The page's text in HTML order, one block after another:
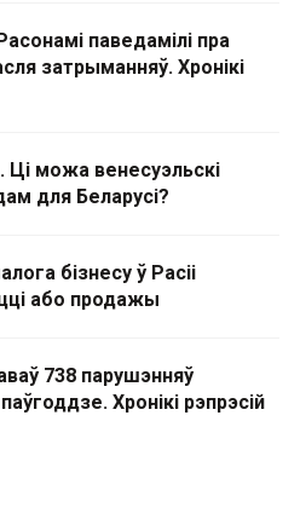
паведамілі пра
затрыманняў. Хронікі
можа венесуэльскі
для Беларусі?
бізнесу ў Расіі
або продажы
738 парушэнняў
Хронікі рэпрэсій